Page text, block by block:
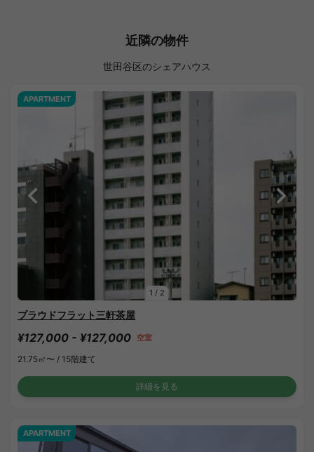
近隣の物件
世田谷区のシェアハウス
1 / 2
APARTMENT
プラウドフラット三軒茶屋
¥127,000 - ¥127,000 空室
21.75㎡〜 / 15階建て
詳細を見る
APARTMENT